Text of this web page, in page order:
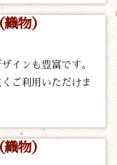
物）
インも豊富です。
ご利用いただけま
物）